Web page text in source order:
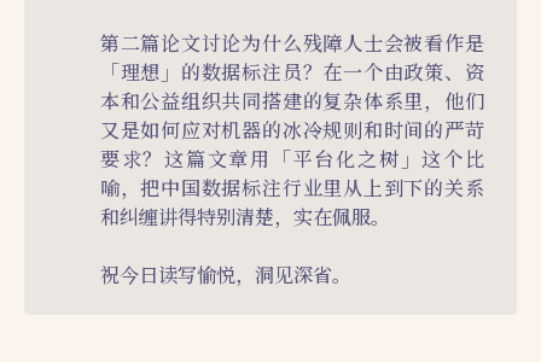
第二篇论文讨论为什么残障人士会被看作是
「理想」的数据标注员？在一个由政策、资
本和公益组织共同搭建的复杂体系里，他们
又是如何应对机器的冰冷规则和时间的严苛
要求？这篇文章用「平台化之树」这个比
喻，把中国数据标注行业里从上到下的关系
和纠缠讲得特别清楚，实在佩服。
祝今日读写愉悦，洞见深省。